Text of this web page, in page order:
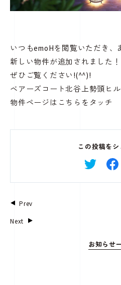
いつもemoHを閲覧いただき、
新しい物件が追加されました！
ぜひご覧ください!(^^)!
ベアーズコート北谷上勢頭ヒ
物件ページは こちらをタッチ
この投稿をシ
Prev
Next
お知らせ